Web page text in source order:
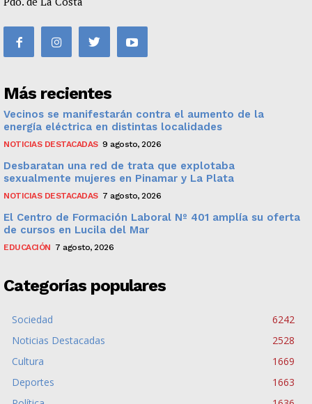
Más recientes
Vecinos se manifestarán contra el aumento de la
energía eléctrica en distintas localidades
NOTICIAS DESTACADAS 9 agosto, 2026
Desbaratan una red de trata que explotaba
sexualmente mujeres en Pinamar y La Plata
NOTICIAS DESTACADAS 7 agosto, 2026
El Centro de Formación Laboral Nº 401 amplía su oferta
de cursos en Lucila del Mar
EDUCACIÓN 7 agosto, 2026
Categorías populares
Sociedad
6242
Noticias Destacadas
2528
Cultura
1669
Deportes
1663